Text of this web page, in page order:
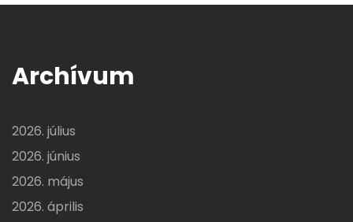
Archívum
2026. július
2026. június
2026. május
2026. április